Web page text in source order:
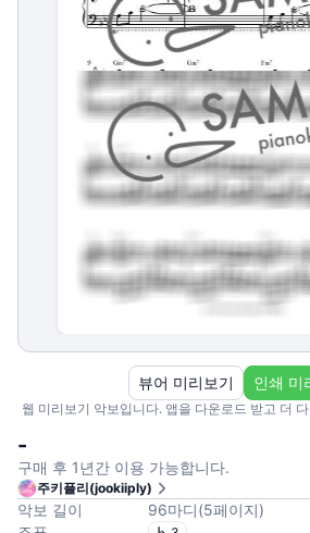
웹 미리보기 악보입니다. 앱을 다운로드 받고 더
뷰어 미리보기 인쇄 미
-
구매 후 1년간 이용 가능합니다.
주키플리(jookiiply)
악보 길이 96마디(5페이지)